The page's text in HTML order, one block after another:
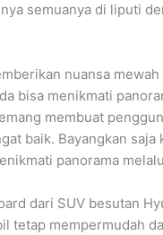
semuanya di liputi
nuansa mewah
bisa menikmati
membuat
baik. Bayangkan saja
panorama
dari SUV besutan
tetap mempermudah